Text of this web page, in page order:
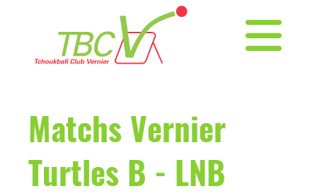
Matchs Vernier
Turtles B - LNB